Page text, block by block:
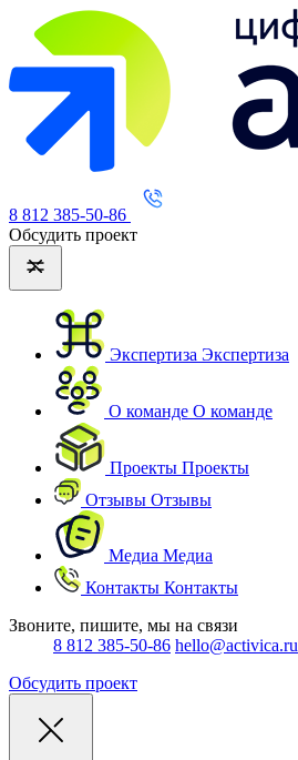
8 812 385-50-86
Обсудить проект
Экспертиза Экспертиза
О команде О команде
Проекты Проекты
Отзывы Отзывы
Медиа Медиа
Контакты Контакты
Звоните, пишите, мы на связи
8 812 385-50-86 hello@activica.ru
Обсудить проект